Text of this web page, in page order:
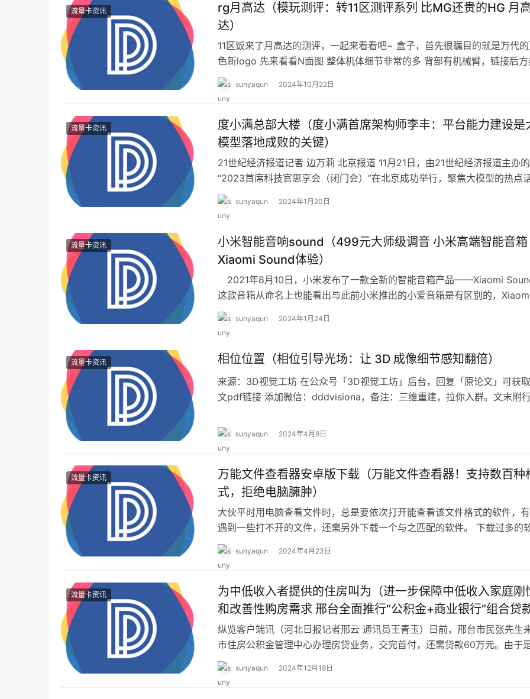
流量卡资讯
rg月高达（模玩测评：转11区测评系列 比MG还贵的HG 月
达）
11区饭来了月高达的测评，一起来看看吧~ 盒子，首先很瞩目的就是万代
色新logo 先来看看N面图 整体机体细节非常的多 背部有机械臂，链接后方
似盾牌的物体 素体，因为月高达是…
sunyaqun 2024年10月22日
流量卡资讯
度小满总部大楼（度小满首席架构师李丰：平台能力建设是
模型落地成败的关键）
21世纪经济报道记者 边万莉 北京报道 11月21日，由21世纪经济报道主办的
“2023首席科技官思享会（闭门会）”在北京成功举行，聚焦大模型的热点
题，金融机构、金融科技公司等资…
sunyaqun 2024年1月20日
流量卡资讯
小米智能音响sound（499元大师级调音 小米高端智能音箱
Xiaomi Sound体验）
2021年8月10日，小米发布了一款全新的智能音箱产品——Xiaomi
这款音箱从命名上也能看出与此前小米推出的小爱音箱是有区别的，
Sound在音质方面…
sunyaqun 2024年1月24日
流量卡资讯 相位位置（相位引导光场：让 3D 成像细节感知翻倍）
来源：3D视觉工坊 在公众号「3D视觉工坊」后台，回复「原论文」可获
文pdf链接 添加微信：dddvisiona，备注：三维重建，拉你入群。文末附
sunyaqun 2024年4月8日
流量卡资讯
万能文件查看器安卓版下载（万能文件查看器！支持数百种
式，拒绝电脑臃肿）
大伙平时用电脑查看文件时，总是要依次打开能查看该文件格式的软件，
遇到一些打不开的文件，还需另外下载一个与之匹配的软件。 下载过多的
会让电脑内存越来越臃肿不说，有时打开软件查…
sunyaqun 2024年4月23日
流量卡资讯
为中低收入者提供的住房叫为（进一步保障中低收入家庭刚
和改善性购房需求 邢台全面推行“公积金+商业银行”组合贷
务）
纵览客户端讯（河北日报记者邢云 通讯员王青玉）日前，邢台市民张先生
市住房公积金管理中心办理房贷业务，交完首付，还需贷款60万元。由于
职工家庭，根据政策，他的住房公积金最高贷…
sunyaqun 2024年12月18日